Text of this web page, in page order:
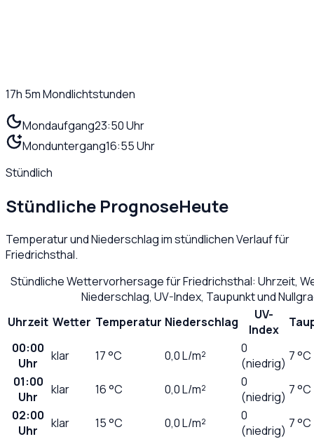
17h 5mMondlichtstunden
Mondaufgang23:50 Uhr
Monduntergang16:55 Uhr
Stündlich
Stündliche PrognoseHeute
Temperatur und Niederschlag im stündlichen Verlauf für
Friedrichsthal.
Stündliche Wettervorhersage fürFriedrichsthal: Uhrzeit,
Niederschlag, UV-Index, Taupunkt und
Uhrzeit Wetter Temperatur Niederschlag
UV-
Index
00:00
Uhr
klar 17°C 0,0L/m²
0
(niedrig) 7 °C
01:00
Uhr
klar 16°C 0,0L/m²
0
(niedrig) 7 °C
02:00
Uhr
klar 15°C 0,0L/m²
0
(niedrig) 7 °C